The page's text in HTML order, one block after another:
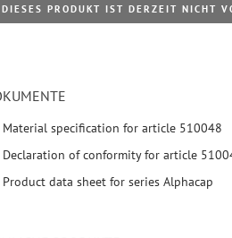
DIESES PRODUKT IST DERZEIT NICHT
Material specification for article 510048
Declaration of conformity for article
Product data sheet for series Alphacap